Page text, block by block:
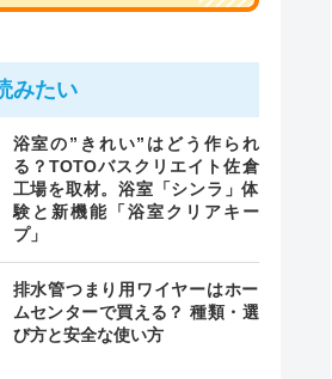
みたい
浴室の”きれい”はどう作られ
る？TOTOバスクリエイト佐倉
工場を取材。浴室「シンラ」体
験と新機能「浴室クリアキー
プ」
排水管つまり用ワイヤーはホー
ムセンターで買える？ 種類・選
び方と安全な使い方